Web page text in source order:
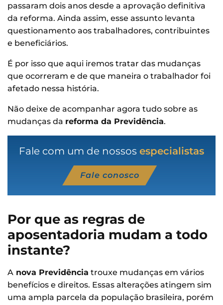
passaram dois anos desde a aprovação definitiva
da reforma. Ainda assim, esse assunto levanta
questionamento aos trabalhadores, contribuintes
e beneficiários.
É por isso que aqui iremos tratar das mudanças
que ocorreram e de que maneira o trabalhador foi
afetado nessa história.
Não deixe de acompanhar agora tudo sobre as
mudanças da reforma da Previdência.
Fale com um de nossos especialistas
Fale conosco
Por que as regras de
aposentadoria mudam a todo
instante?
A nova Previdência trouxe mudanças em vários
benefícios e direitos. Essas alterações atingem sim
uma ampla parcela da população brasileira, porém